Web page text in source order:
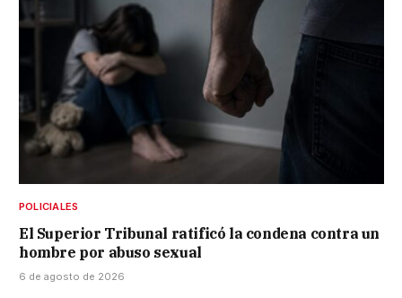
POLICIALES
El Superior Tribunal ratificó la condena contra un
hombre por abuso sexual
6 de agosto de 2026